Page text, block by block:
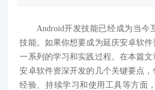
Android开发技能已经成为当今
技能。如果你想要成为延庆安卓软
一系列的学习和实践过程。在本篇
安卓软件资深开发的几个关键要点
经验、持续学习和使用工具等方面